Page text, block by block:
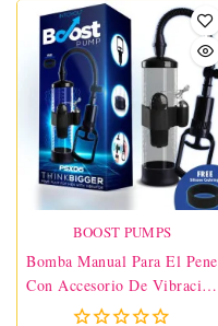
BOOST PUMPS
Bomba Manual Para El Pene
Con Accesorio De Vibración
PSX06